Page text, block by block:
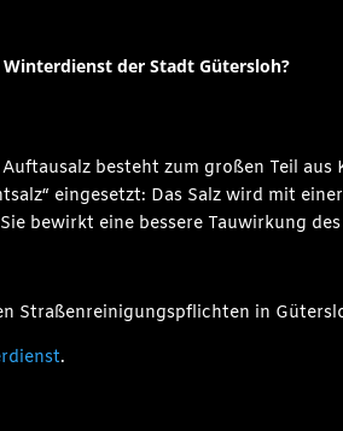
der Stadt Gütersloh?
besteht zum großen Teil
eingesetzt: Das Salz wird mit
bewirkt eine bessere Tauwirkung
Straßenreinigungspflichten in
.